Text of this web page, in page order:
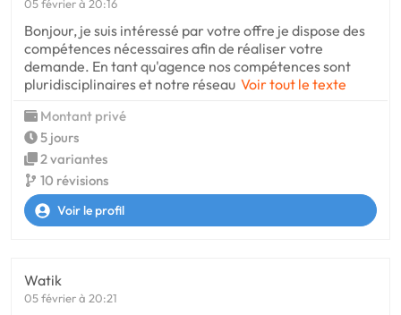
05 février à 20:16
Bonjour, je suis intéressé par votre offre je dispose des
compétences nécessaires afin de réaliser votre
demande. En tant qu'agence nos compétences sont
pluridisciplinaires et notre réseau Voir tout le texte
Montant privé
5 jours
2 variantes
10 révisions
Voir le profil
Watik
05 février à 20:21